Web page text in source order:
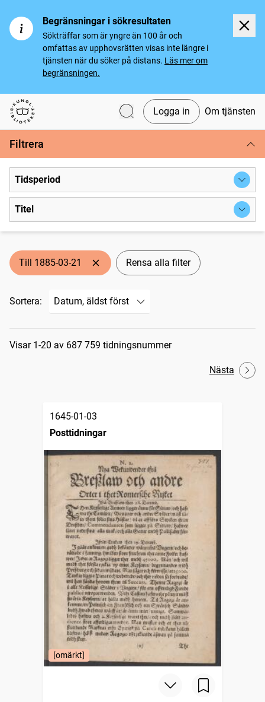
Begränsningar i sökresultaten
Sökträffar som är yngre än 100 år och
omfattas av upphovsrätten visas inte längre i
tjänsten när du söker på distans. Läs mer om
begränsningen.
Svenska tidningar
Logga in Om tjänsten
Filtrera
Tidsperiod
Titel
Till 1885-03-21 Rensa alla filter
Sortera:
Sökresultat
Visar 1-20 av 687 759 tidningsnummer
Nästa
1645-01-03
Posttidningar
[omärkt]